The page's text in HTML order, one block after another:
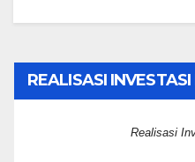
REALISASI
Realisasi